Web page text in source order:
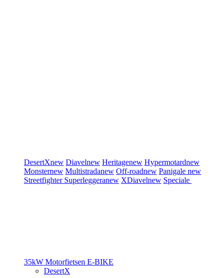
DesertXnew Diavelnew Heritagenew Hypermotardnew
Monsternew Multistradanew Off-roadnew Panigale new
Streetfighter Superleggeranew XDiavelnew Speciale
35kW Motorfietsen E-BIKE
DesertX